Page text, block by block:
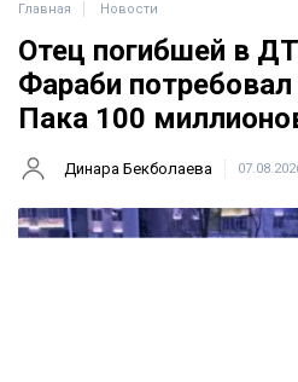
Главная Новости
Отец погибшей в
Фараби
Пака 100
Динара Бекболаева